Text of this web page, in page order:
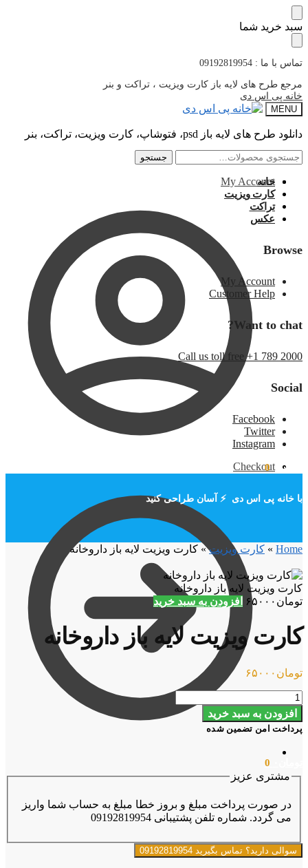
پرش
به
پرش
به
سبد خرید شما
تماس با ما : 09192819954
مرجع طرح های لایه باز کارت ویزیت ، تراکت و بنر
خانه پی اس دی
MENU
دانلود طرح های لایه باز psd، فتوشاپ، کارت ویزیت، تراکت، بنر
جستجو
جستجو
My Account
Checkout
0
جستجو
جستجو
خانه
کارت ویزیت
تراکت
عکس
Browse
My Account
Customer Help
Want to chat?
Call us toll free +1 789 2000
Social
Facebook
Twitter
Instagram
تومان ۰ 0
با خانه پی اس دی ⚡ آسان طراحی کنید
Home
» کارت ویزیت » کارت ویزیت لایه باز داروخانه
کارت ویزیت لایه باز داروخانه
تومان ۶۵۰۰۰ افزودن به سبد خرید
کارت ویزیت لایه باز داروخانه
تومان ۶۵۰۰۰
کارت
ویزیت
لایه
باز
داروخانه
افزودن به سبد خرید
پرداخت امن تضمین شده
مشتری عزیز
در صورت پرداخت مبلغ و بروز خطا مبلغ به حساب شما واریز
می گردد. شماره تلفن پشتیبانی 09192819954
سوالی دارید؟ تماس بگیرید 09192819954